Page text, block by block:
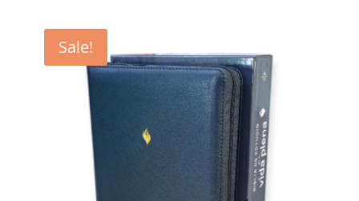
$69.27.
Sale!